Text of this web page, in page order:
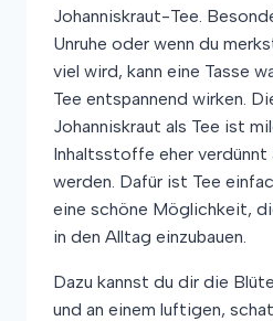
Johanniskraut-Tee.
Unruhe oder wenn du
viel wird, kann eine Tasse
Tee entspannend wirken.
Johanniskraut als Tee ist
Inhaltsstoffe eher verdünnt
werden. Dafür ist Tee
eine schöne Möglichkeit,
in den Alltag einzubauen.
Dazu kannst du dir die
und an einem luftigen,